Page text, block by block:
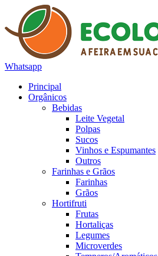
Whatsapp
Principal
Orgânicos
Bebidas
Leite Vegetal
Polpas
Sucos
Vinhos e Espumantes
Outros
Farinhas e Grãos
Farinhas
Grãos
Hortifruti
Frutas
Hortaliças
Legumes
Microverdes